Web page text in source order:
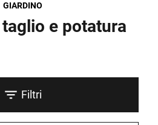
GIARDINO
e potatura
Filtri